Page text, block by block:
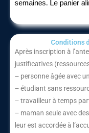
semaines. Le panier
Conditions
Après inscription à
justificatives
– personne âgée avec
– étudiant sans
– travailleur à temps
– maman seule avec
leur est accordée à